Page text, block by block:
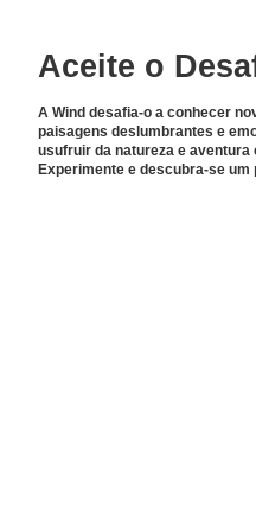
Aceite o
A Wind desafia-o a conhecer
paisagens deslumbrantes e
usufruir da natureza e
Experimente e descubra-se um